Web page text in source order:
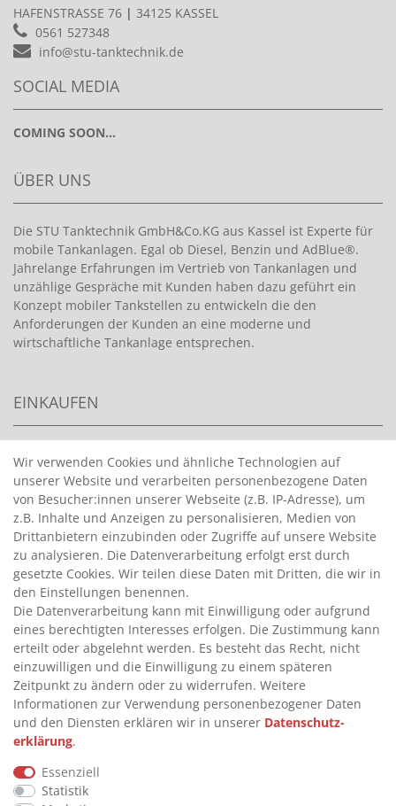
HAFENSTRASSE 76 | 34125 KASSEL
0561 527348
info@stu-tanktechnik.de
SOCIAL MEDIA
COMING SOON...
ÜBER UNS
Die STU Tanktechnik GmbH&Co.KG aus Kassel ist Experte für
mobile Tankanlagen. Egal ob Diesel, Benzin und AdBlue®.
Jahrelange Erfahrungen im Vertrieb von Tankanlagen und
unzählige Gespräche mit Kunden haben dazu geführt ein
Konzept mobiler Tankstellen zu entwickeln die den
Anforderungen der Kunden an eine moderne und
wirtschaftliche Tankanlage entsprechen.
EINKAUFEN
HANDPUMPEN FÜR BENZIN
>
HANDPUMPEN FÜR ÖLE
>
TANKANLAGEN
>
ADBLUE® BETANKUNG
INFORMATIONEN
>
FAQ
>
VERTRAG WIDERRUFEN
>
WIDERRUFSRECHT
>
WIDERRUFSFORMULAR
IMPRESSUM
>
DATENSCHUTZERKLÄRUNG
Wir verwenden Cookies und ähnliche Technologien auf
unserer Website und verarbeiten personenbezogene Daten
von Besucher:innen unserer Webseite (z.B. IP-Adresse), um
z.B. Inhalte und Anzeigen zu personalisieren, Medien von
Drittanbietern einzubinden oder Zugriffe auf unsere Website
zu analysieren. Die Datenverarbeitung erfolgt erst durch
gesetzte Cookies. Wir teilen diese Daten mit Dritten, die wir in
den Einstellungen benennen.
Die Datenverarbeitung kann mit Einwilligung oder aufgrund
eines berechtigten Interesses erfolgen. Die Zustimmung kann
erteilt oder abgelehnt werden. Es besteht das Recht, nicht
einzuwilligen und die Einwilligung zu einem späteren
Zeitpunkt zu ändern oder zu widerrufen. Weitere
Informationen zur Verwendung personenbezogener Daten
und den Diensten erklären wir in unserer Daten­schutz­
erklärung.
Essenziell
Statistik